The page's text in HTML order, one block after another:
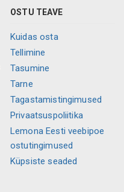
OSTU TEAVE
Kuidas osta
Tellimine
Tasumine
Tarne
Tagastamistingimused
Privaatsuspoliitika
Lemona Eesti veebipoe
ostutingimused
Küpsiste seaded